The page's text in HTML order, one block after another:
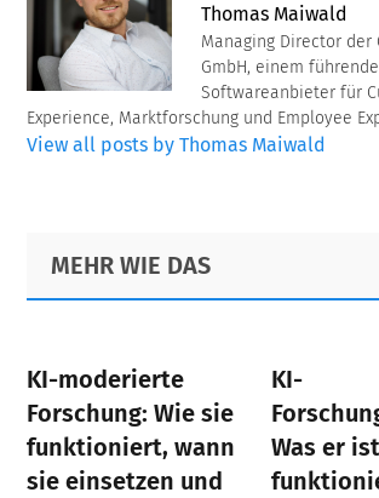
Thomas Maiwald
Managing Director der
GmbH, einem
Softwareanbieter für
Experience, Marktforschung und Employee
View all posts by Thomas Maiwald
Primary
Sidebar
Footer
MEHR WIE DAS
KI-moderierte
Forschung: Wie sie
funktioniert, wann
sie einsetzen und
KI-
Was er